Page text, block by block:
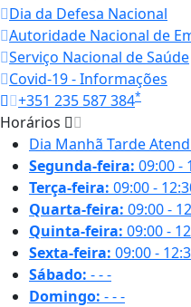
Dia da Defesa Nacional
Autoridade Nacional de
Serviço Nacional de Saúde
Covid-19 - Informações
+351 235 587 384*
Horários
Dia Manhã Tarde
Segunda-feira: 09:00 -
Terça-feira: 09:00 -
Quarta-feira: 09:00 -
Quinta-feira: 09:00 -
Sexta-feira: 09:00 -
Sábado: ---
Domingo: ---